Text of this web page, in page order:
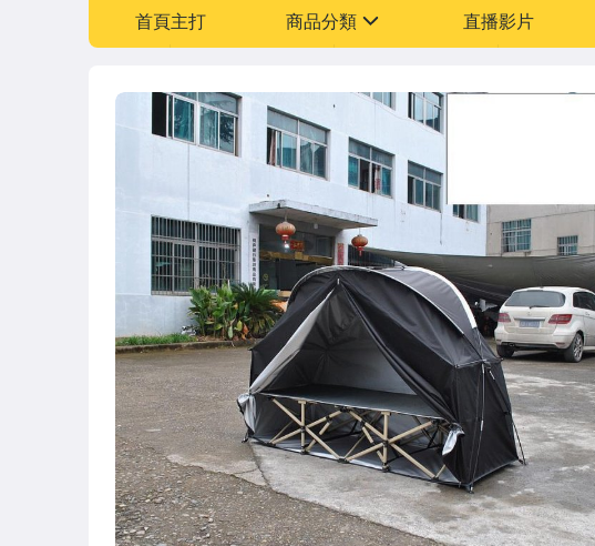
首頁主打 商品分類
古董、藝術與礦石
手機、配件與通訊
美容保養與彩妝
電腦、平板與周邊
相機、攝影與周邊
運動、戶外與休閒
嬰幼兒與孕婦
汽機車精品百貨
直播影片